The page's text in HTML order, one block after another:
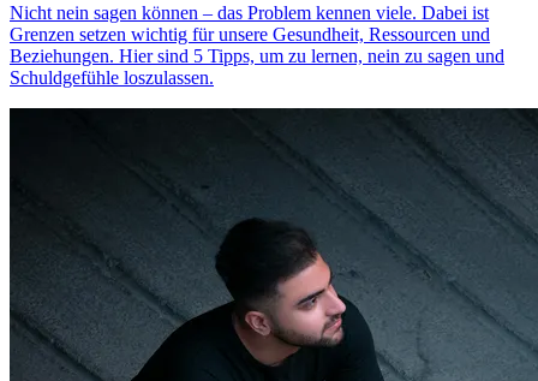
Nicht nein sagen können – das Problem kennen viele. Dabei ist
Grenzen setzen wichtig für unsere Gesundheit, Ressourcen und
Beziehungen. Hier sind 5 Tipps, um zu lernen, nein zu sagen und
Schuldgefühle loszulassen.